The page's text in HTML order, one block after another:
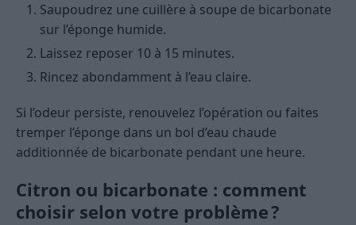
Saupoudrez une cuillère à soupe de bicarbonate
sur l’éponge humide.
Laissez reposer 10 à 15 minutes.
Rincez abondamment à l’eau claire.
Si l’odeur persiste, renouvelez l’opération ou faites
tremper l’éponge dans un bol d’eau chaude
additionnée de bicarbonate pendant une heure.
Citron ou bicarbonate : comment
choisir selon votre problème ?